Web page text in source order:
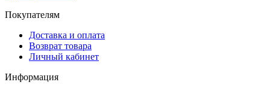
Покупателям
Доставка и оплата
Возврат товара
Личный кабинет
Информация